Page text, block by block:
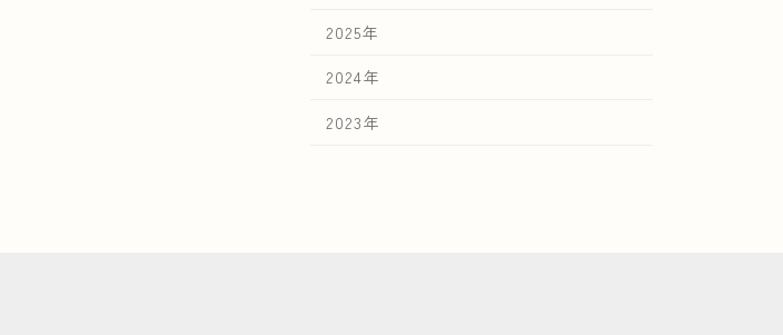
2025年
2024年
2023年